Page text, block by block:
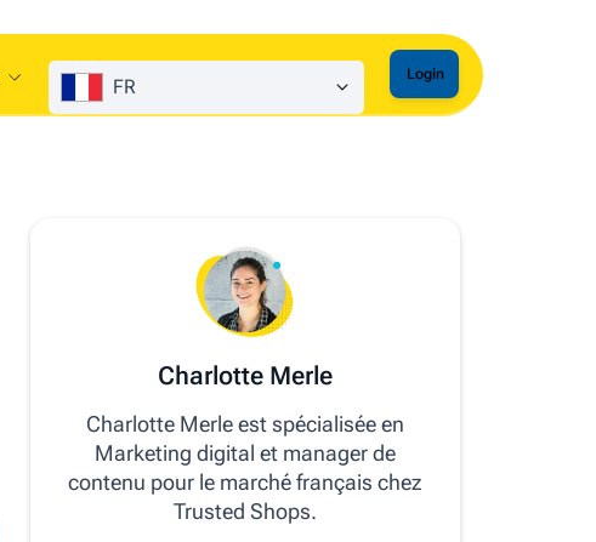
FR
Login
Charlotte Merle
Charlotte Merle est spécialisée en
Marketing digital et manager de
contenu pour le marché français chez
Trusted Shops.